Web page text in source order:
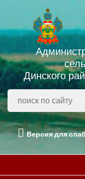
Динского
Версия для